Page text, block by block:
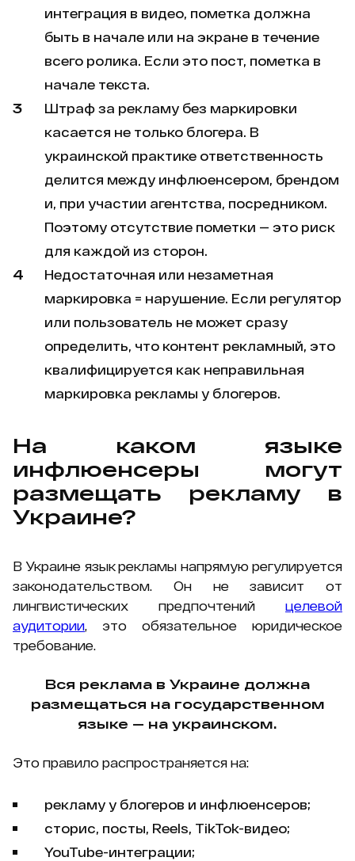
интеграция в видео, пометка должна
быть в начале или на экране в течение
всего ролика. Если это пост, пометка в
начале текста.
Штраф за рекламу без маркировки
касается не только блогера. В
украинской практике ответственность
делится между инфлюенсером, брендом
и, при участии агентства, посредником.
Поэтому отсутствие пометки — это риск
для каждой из сторон.
Недостаточная или незаметная
маркировка = нарушение. Если регулятор
или пользователь не может сразу
определить, что контент рекламный, это
квалифицируется как неправильная
маркировка рекламы у блогеров.
На каком языке
инфлюенсеры могут
размещать рекламу в
Украине?
В Украине язык рекламы напрямую регулируется
законодательством. Он не зависит от
лингвистических предпочтений целевой
аудитории, это обязательное юридическое
требование.
Вся реклама в Украине должна
размещаться на государственном
языке — на украинском.
Это правило распространяется на:
рекламу у блогеров и инфлюенсеров;
сторис, посты, Reels, TikTok-видео;
YouTube-интеграции;